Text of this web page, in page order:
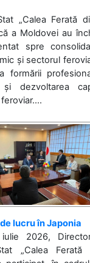
„Calea Ferată
a Moldovei au
spre
și sectorul
formării
dezvoltarea
lucru în Japonia
2026,
„Calea Ferată